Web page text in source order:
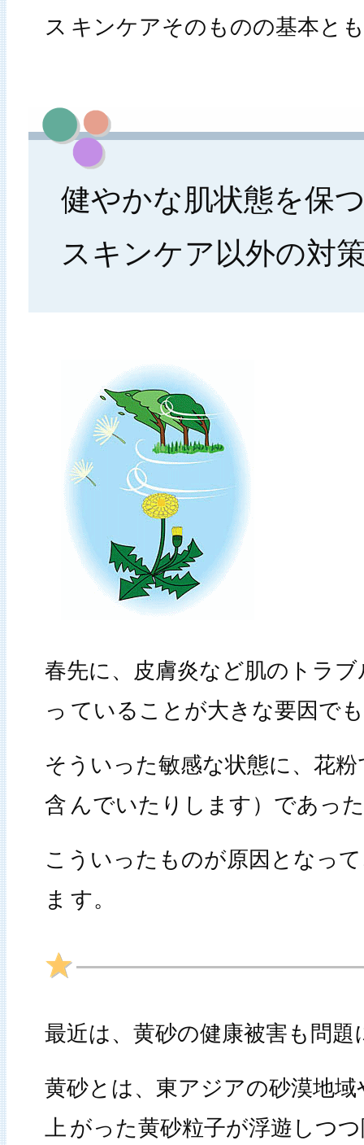
ス キンケアそのものの基本と
健やかな肌状態を保
スキンケア以外の対
春先に、皮膚炎など肌のトラ
っ ていることが大きな要因で
そういった敏感な状態に、花
含 んでいたりします）であっ
こういったものが原因となっ
ま す。
最近は、黄砂の健康被害も問
黄砂とは、東アジアの砂漠地
上 がった黄砂粒子が浮遊しつ